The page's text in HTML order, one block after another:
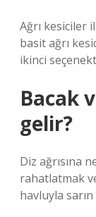
Ağrı kesiciler
basit ağrı
ikinci
Bacak
gelir?
Diz ağrısına
rahatlatmak
havluyla